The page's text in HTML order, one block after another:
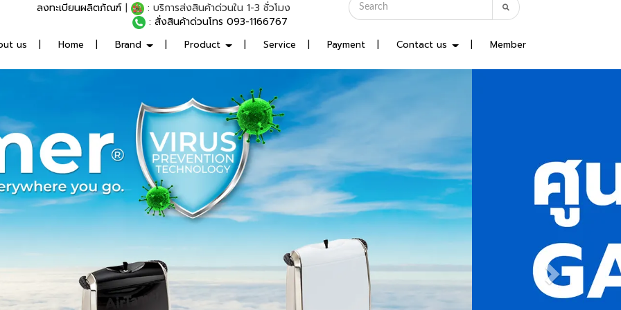
us Home Brand Product Service Payment Contact us Member
ลงทะเบียนผลิตภัณฑ์..|
: บริการส่งสินค้าด่วนใน 1-3 ชั่วโมง
: สั่งสินค้าด่วนโทร 093-1166767